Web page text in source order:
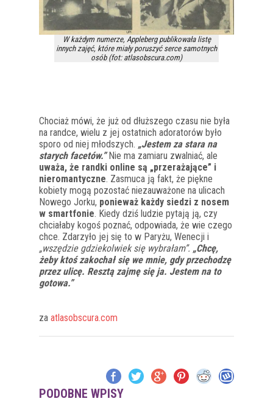
W każdym numerze, Appleberg publikowała listę
innych zajęć, które miały poruszyć serce samotnych
osób (fot: atlasobscura.com)
Chociaż mówi, że już od dłuższego czasu nie była
na randce, wielu z jej ostatnich adoratorów było
sporo od niej młodszych. „Jestem za stara na
starych facetów.”Nie ma zamiaru zwalniać, ale
uważa, że randki online są „przerażające” i
nieromantyczne. Zasmuca ją fakt, że piękne
kobiety mogą pozostać niezauważone na ulicach
Nowego Jorku, ponieważ każdy siedzi z nosem
w smartfonie. Kiedy dziś ludzie pytają ją, czy
chciałaby kogoś poznać, odpowiada, że wie czego
chce. Zdarzyło jej się to w Paryżu, Wenecji i
„wszędzie gdziekolwiek się wybrałam”. „Chcę,
żeby ktoś zakochał się we mnie, gdy przechodzę
przez ulicę. Resztą zajmę się ja. Jestem na to
gotowa.”
za atlasobscura.com
PODOBNE WPISY